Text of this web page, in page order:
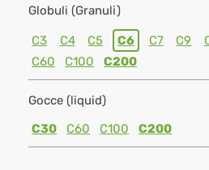
Globuli (Granuli)
C3 C4 C5 C6 C7 C9
C60
C100 C200
Gocce (liquid)
C30
C60 C100 C200